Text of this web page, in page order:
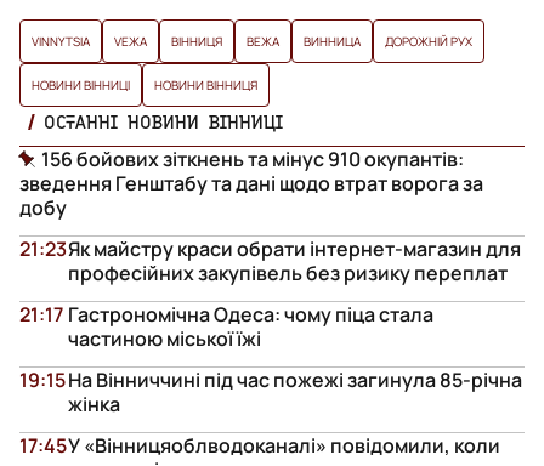
VINNYTSIA VЕЖА ВІННИЦЯ ВЕЖА ВИННИЦА ДОРОЖНІЙ РУХ
НОВИНИ ВІННИЦІ НОВИНИ ВІННИЦЯ
ОСТАННІ НОВИНИ ВІННИЦІ
156 бойових зіткнень та мінус 910 окупантів:
зведення Генштабу та дані щодо втрат ворога за
добу
Як майстру краси обрати інтернет-магазин для
професійних закупівель без ризику переплат
21:23
Гастрономічна Одеса: чому піца стала
частиною міської їжі
21:17
На Вінниччині під час пожежі загинула 85-річна
жінка
19:15
У «Вінницяоблводоканалі» повідомили, коли
17:45